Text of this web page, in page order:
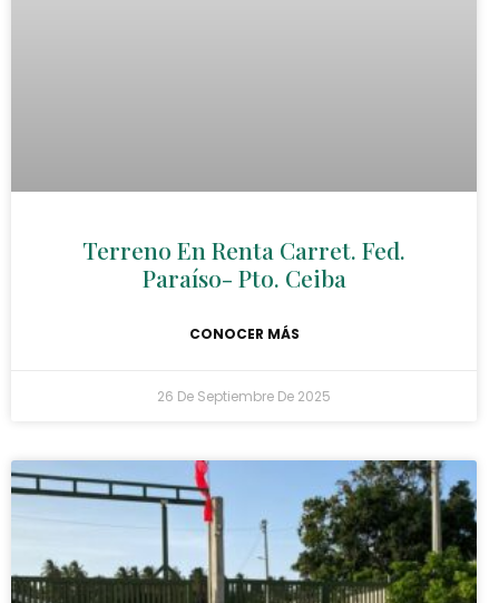
Terreno En Renta Carret. Fed.
Paraíso- Pto. Ceiba
CONOCER MÁS
26 De Septiembre De 2025